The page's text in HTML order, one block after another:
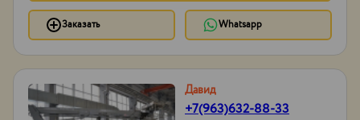
Заказать Whatsapp
Давид
+7(963)632-88-33